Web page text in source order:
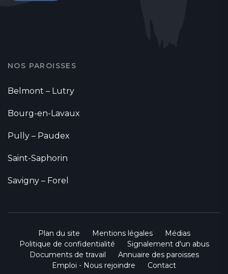
NOS PAROISSES
Belmont – Lutry
Bourg-en-Lavaux
Pully – Paudex
Saint-Saphorin
Savigny – Forel
Plan du site Mentions légales
Médias
Politique de confidentialité
Signalement d'un abus
Documents de travail
Annuaire des paroisses
Emploi - Nous rejoindre
Contact